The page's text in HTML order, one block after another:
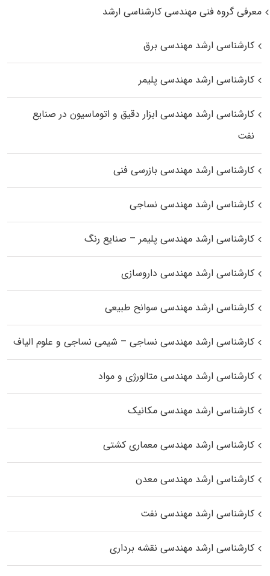
معرفی گروه فنی مهندسی کارشناسی ارشد
کارشناسی ارشد مهندسی برق
کارشناسی ارشد مهندسی پلیمر
کارشناسی ارشد مهندسی ابزار دقیق و اتوماسیون در صنایع
نفت
کارشناسی ارشد مهندسی بازرسی فنی
کارشناسی ارشد مهندسی نساجی
کارشناسی ارشد مهندسی پلیمر – صنایع رنگ
کارشناسی ارشد مهندسی داروسازی
کارشناسی ارشد مهندسی سوانح طبیعی
کارشناسی ارشد مهندسی نساجی – شیمی نساجی و علوم الیاف
کارشناسی ارشد مهندسی متالورژی و مواد
کارشناسی ارشد مهندسی مکانیک
کارشناسی ارشد مهندسی معماری کشتی
کارشناسی ارشد مهندسی معدن
کارشناسی ارشد مهندسی نفت
کارشناسی ارشد مهندسی نقشه برداری